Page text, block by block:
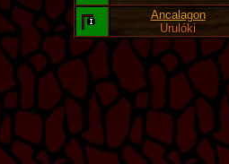
Ancalagon
Urulóki